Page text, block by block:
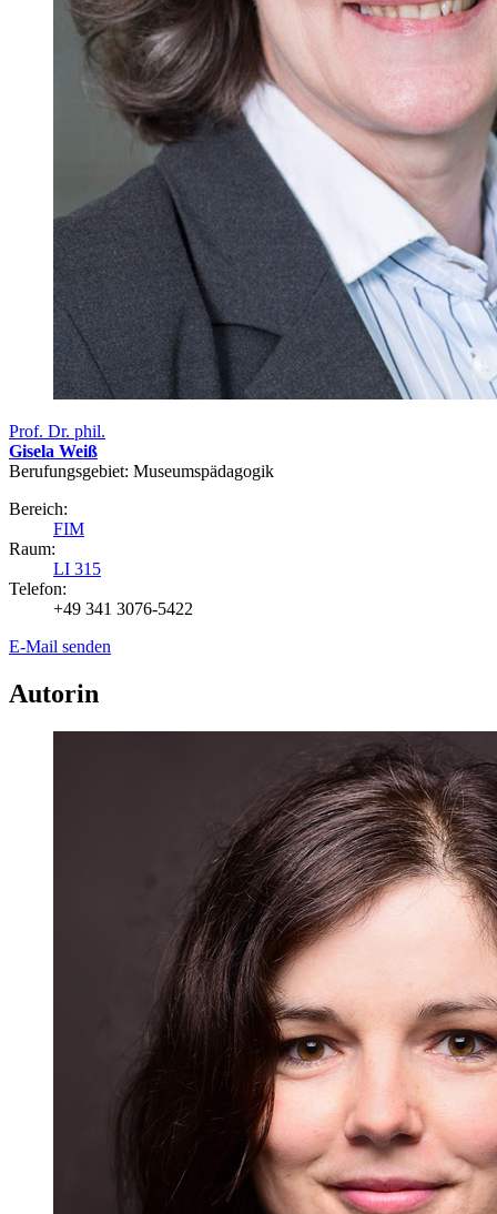
Prof. Dr. phil.
Gisela Weiß
Berufungsgebiet: Museumspädagogik
Bereich:
FIM
Raum:
LI 315
Telefon:
+49 341 3076-5422
E-Mail senden
Autorin